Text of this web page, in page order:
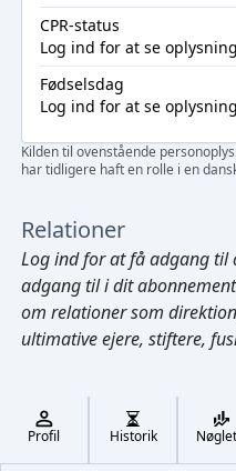
Cmd/Ctrl + K
CPR-status
Log ind for at se
Fødselsdag
Log ind for at se
Kilden til ovenstående
har tidligere haft en rolle i en
Relationer
Log indfor at få adgang til
adgang til i dit
om relationer som
ultimative ejere, stiftere,
Profil Historik